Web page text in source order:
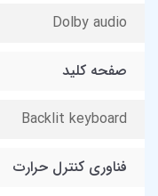
Dolby audio
صفحه کلید
Backlit keyboard
فناوری کنترل حرارت